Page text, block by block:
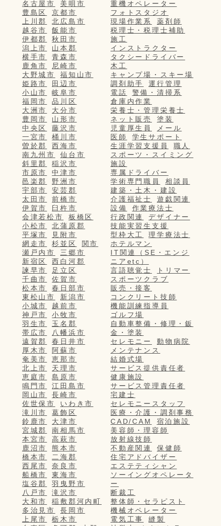
名古屋市
美唄市
豊島区
京都市
上川郡
北広島市
越谷市
飯能市
伊都郡
秋田市
潟上市
山本郡
横手市
青森市
鹿角市
尼崎市
大野城市
福知山市
姫路市
田辺市
小山市
岐阜市
福岡市
品川区
大洲市
大分市
豊岡市
山形市
中央区
藤沢市
一宮市
桶川市
曽於郡
西海市
南九州市
仙台市
斜里郡
稲沢市
市原市
中津市
邑楽郡
野洲市
宇部市
安芸郡
太田市
前橋市
伊賀市
臼杵市
会津若松市
板橋区
小松市
北蒲原郡
平塚市
見附市
網走市
杉並区
関市
瀬戸内市
三郷市
新宿区
西白河郡
諫早市
足立区
千曲市
佐賀市
松本市
春日部市
東松山市
新潟市
小城市
越前市
神戸市
小牧市
羽生市
玉名郡
帯広市
八幡浜市
遠賀郡
春日井市
厚木市
阿蘇市
奄美市
恵那市
北上市
天理市
恵庭市
島原市
鳴門市
江田島市
岡山市
長崎市
佐世保市
いわき市
滝川市
葛飾区
鈴鹿市
大津市
宮城郡
南相馬市
本宮市
高萩市
鹿沼市
熊本市
橋本市
二海郡
西尾市
奈良市
船橋市
東海市
塩谷郡
羽曳野市
八戸市
滝沢市
大和市
稲敷郡河内町
多治見市
長岡市
上尾市
栃木市
重機オペレーター
フォトスタジオ
現場作業系
薬剤師
税理士・税理士補助
施工
インストラクター
タクシードライバー
木工
キャンプ場・スキー場
調剤助手
運行管理
電話
警備・清掃系
倉庫内作業
栄養士・管理栄養士
ネット販売
塗装
児童厚生員
メール
医師
学生サポート
生涯学習支援員
職人
スポーツ・スイミング
施設
専属ドライバー
学術専門職員
相談員
建築・土木・建設
介護福祉士
遊戯関連
設備
作業療法士
行政関連
デザイナー
技能実習生支援
型枠大工
理学療法士
ホテルマン
IT関連（SE・エンジ
ニアetc）
言語聴覚士
トリマー
スポーツクラブ
販売・接客
コンクリート技師
機能訓練指導員
ゴルフ場
自動車整備・修理・鈑
金・塗装
セレモニー
動物病院
メンテナンス
結婚式場
サービス提供責任者
健康施設
サービス管理責任者
宅建士
セレモニースタッフ
医療・介護・調剤事務
CAD/CAM
宿泊施設
美容師・理容師
放射線技師
不動産関連
保健師
住宅アドバイザー
エステティシャン
ソーイングオペレータ
ー
断裁工
整体師・セラピスト
機械オペレーター
電気工事
縫製